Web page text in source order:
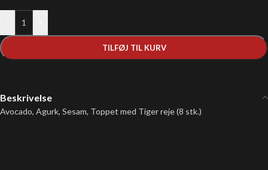
TILFØJ TIL KURV
Beskrivelse
Avocado, Agurk, Sesam, Toppet med Tiger reje (8 stk.)